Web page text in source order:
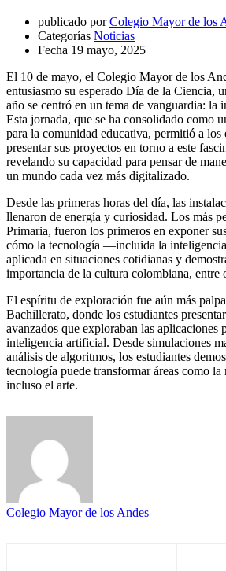
publicado por Colegio Mayor de los
Categorías Noticias
Fecha 19 mayo, 2025
El 10 de mayo, el Colegio Mayor de los
entusiasmo su esperado Día de la Ciencia,
año se centró en un tema de vanguardia: la
Esta jornada, que se ha consolidado como
para la comunidad educativa, permitió a los
presentar sus proyectos en torno a este
revelando su capacidad para pensar de
un mundo cada vez más digitalizado.
Desde las primeras horas del día, las
llenaron de energía y curiosidad. Los más
Primaria, fueron los primeros en exponer
cómo la tecnología —incluida la
aplicada en situaciones cotidianas y
importancia de la cultura colombiana, entre
El espíritu de exploración fue aún más
Bachillerato, donde los estudiantes
avanzados que exploraban las aplicaciones
inteligencia artificial. Desde simulaciones
análisis de algoritmos, los estudiantes
tecnología puede transformar áreas como
incluso el arte.
Colegio Mayor de los Andes